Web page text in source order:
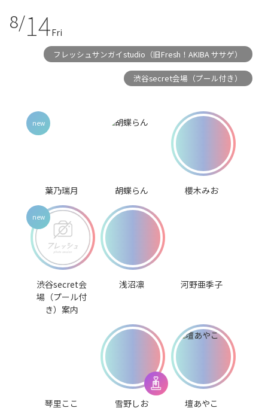
8/14Fri
フレッシュサンガイstudio（旧Fresh！AKIBA ササゲ）
渋谷secret会場（プール付き）
葉乃瑞月 胡蝶らん 櫻木みお
渋谷secret会
場（プール付
き）案内
浅沼凛 河野亜季子
琴里ここ 雪野しお 壇あやこ